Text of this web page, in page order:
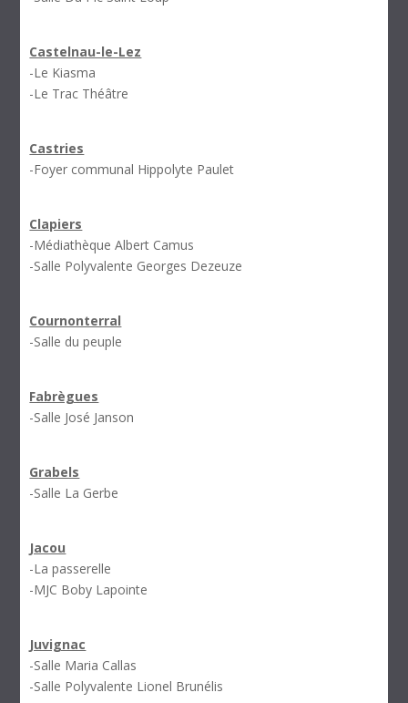
Castelnau-le-Lez
-Le Kiasma
-Le Trac Théâtre
Castries
-Foyer communal Hippolyte Paulet
Clapiers
-Médiathèque Albert Camus
-Salle Polyvalente Georges Dezeuze
Cournonterral
-Salle du peuple
Fabrègues
-Salle José Janson
Grabels
-Salle La Gerbe
Jacou
-La passerelle
-MJC Boby Lapointe
Juvignac
-Salle Maria Callas
-Salle Polyvalente Lionel Brunélis